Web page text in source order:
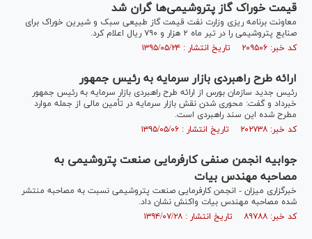
قیمت خوراک گاز پتروشیمی‌ها گران شد
معاونت برنامه ریزی وزارت نفت قیمت گاز طبیعی سبک و شیرین خوراک برای
صنایع پتروشیمی را در تیر ماه ٢ هزار و ٧٩٠ ریال اعلام کرد.
کد خبر: ۲۰۹۵۰۶ تاریخ انتشار : ۱۳۹۵/۰۵/۲۴
ارائه طرح راهبردی بازار سرمایه به رئیس جمهور
رئیس جدید سازمان بورس از ارائه طرح راهبردی بازار سرمایه به رئیس جمهور
خبرداد و گفت: محوری شدن نقش بازار سرمایه در تأمین مالی از جمله موارد
مطرح شده این سند راهبردی است.
کد خبر: ۲۰۲۷۳۸ تاریخ انتشار : ۱۳۹۵/۰۵/۰۶
جوابیه انجمن صنفی کارفرمایی صنعت پتروشیمی به
مصاحبه مهندس بیات
خبرگزاری میزان - انجمن کارفرمایی صنعت پتروشیمی نسبت به مصاحبه منتشر
شده مصاحبه مهندس بیات واکنش نشان داد.
کد خبر: ۸۹۷۸۸ تاریخ انتشار : ۱۳۹۴/۰۷/۲۸